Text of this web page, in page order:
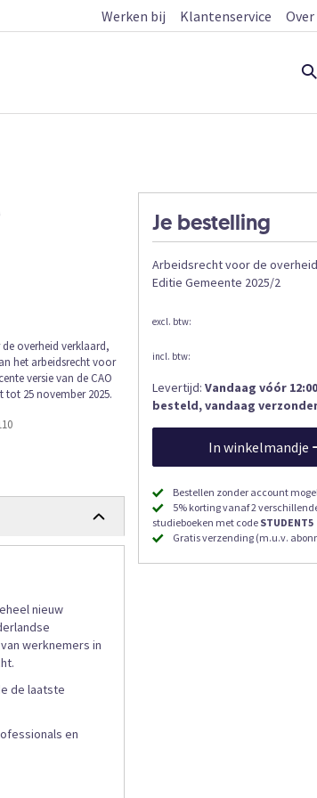
Werken bij Klantenservice
Je bestelling
Arbeidsrecht voor de
Editie Gemeente 2025/2
Levertijd: Vandaag vóór
besteld, vandaag
In winkelmandje
Bestellen zonder account
5% korting vanaf 2
studieboeken met code STUDENT5
Gratis verzending (m.u.v.
overheid verklaard,
het arbeidsrecht voor
versie van de CAO
tot 25 november 2025.
nieuw
werknemers in
de laatste
en